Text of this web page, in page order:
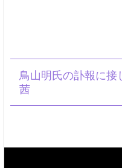
鳥山明氏の訃報に接
茜